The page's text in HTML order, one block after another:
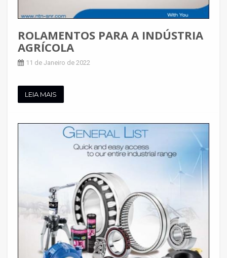
ROLAMENTOS PARA A INDÚSTRIA
AGRÍCOLA
11 de Janeiro de 2022
LEIA MAIS